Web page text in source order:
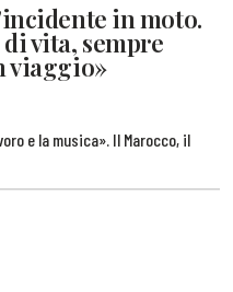
in moto.
vita, sempre
viaggio»
e la musica». Il Marocco, il